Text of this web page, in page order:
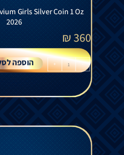
Girls Silver Coin 1 Oz
2026
360
₪
-
+ הוספה